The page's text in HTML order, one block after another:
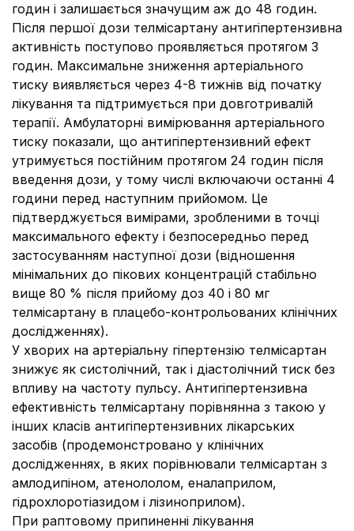
годин і залишається значущим аж до 48 годин.
Після першої дози телміcартану антигіпертензивна
активність поступово проявляється протягом 3
годин. Максимальне зниження артеріального
тиску виявляється через 4-8 тижнів від початку
лікування та підтримується при довготривалій
терапії. Амбулаторні вимірювання артеріального
тиску показали, що антигіпертензивний ефект
утримується постійним протягом 24 годин після
введення дози, у тому числі включаючи останні 4
години перед наступним прийомом. Це
підтверджується вимірами, зробленими в точці
максимального ефекту і безпосередньо перед
застосуванням наступної дози (відношення
мінімальних до пікових концентрацій стабільно
вище 80 % після прийому доз 40 і 80 мг
телмісартану в плацебо-контрольованих клінічних
дослідженнях).
У хворих на артеріальну гіпертензію телміcартан
знижує як систолічний, так і діастолічний тиск без
впливу на частоту пульсу. Антигіпертензивна
ефективність телмісартану порівнянна з такою у
інших класів антигіпертензивних лікарських
засобів (продемонстровано у клінічних
дослідженнях, в яких порівнювали телмісартан з
амлодипіном, атенололом, еналаприлом,
гідрохлоротіазидом і лізиноприлом).
При раптовому припиненні лікування